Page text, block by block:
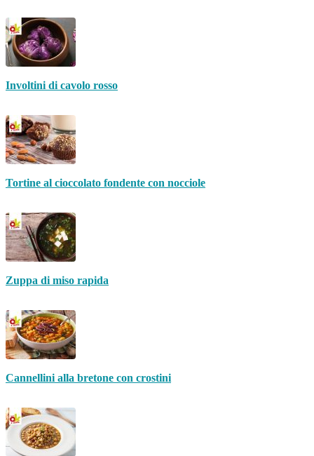
Involtini di cavolo rosso
Tortine al cioccolato fondente con nocciole
Zuppa di miso rapida
Cannellini alla bretone con crostini